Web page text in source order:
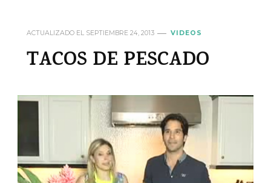
ACTUALIZADO EL SEPTIEMBRE 24, 2013 VIDEOS
TACOS DE PESCADO